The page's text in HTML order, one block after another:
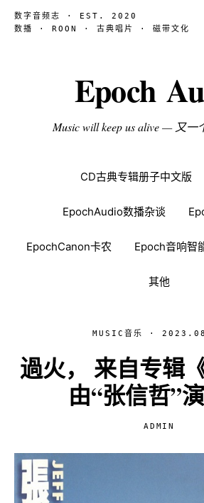
数字音频志 · EST. 2020
数播 · ROON · 古典唱片 · 磁带文化
Epoch
Music will keep us alive — 又
CD古典专辑册子中文版
EpochAudio数播杂谈
EpochCanon卡农 Epoch音响智
其他
MUSIC音乐 ·
過火， 来自专辑
由“张信哲”演
ADMIN